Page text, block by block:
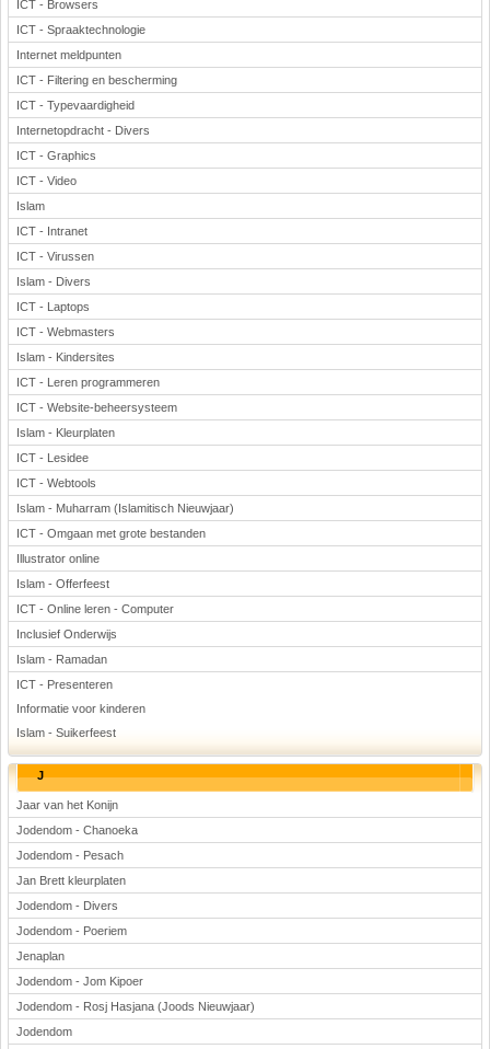
ICT - Browsers
ICT - Spraaktechnologie
Internet meldpunten
ICT - Filtering en bescherming
ICT - Typevaardigheid
Internetopdracht - Divers
ICT - Graphics
ICT - Video
Islam
ICT - Intranet
ICT - Virussen
Islam - Divers
ICT - Laptops
ICT - Webmasters
Islam - Kindersites
ICT - Leren programmeren
ICT - Website-beheersysteem
Islam - Kleurplaten
ICT - Lesidee
ICT - Webtools
Islam - Muharram (Islamitisch Nieuwjaar)
ICT - Omgaan met grote bestanden
Illustrator online
Islam - Offerfeest
ICT - Online leren - Computer
Inclusief Onderwijs
Islam - Ramadan
ICT - Presenteren
Informatie voor kinderen
Islam - Suikerfeest
J
Jaar van het Konijn
Jodendom - Chanoeka
Jodendom - Pesach
Jan Brett kleurplaten
Jodendom - Divers
Jodendom - Poeriem
Jenaplan
Jodendom - Jom Kipoer
Jodendom - Rosj Hasjana (Joods Nieuwjaar)
Jodendom